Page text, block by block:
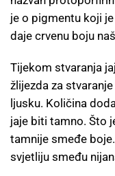
je o pigmentu koji
daje crvenu boju
Tijekom stvaranja
žlijezda za
ljusku. Količina
jaje biti tamno. Što
tamnije smeđe
svjetliju smeđu